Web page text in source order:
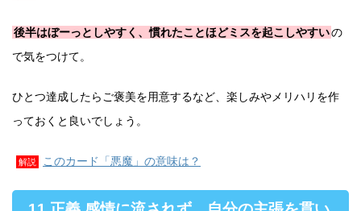
後半はぼーっとしやすく、慣れたことほどミスを起こしやすいの
で気をつけて。
ひとつ達成したらご褒美を用意するなど、楽しみやメリハリを作
っておくと良いでしょう。
解説 このカード「悪魔」の意味は？